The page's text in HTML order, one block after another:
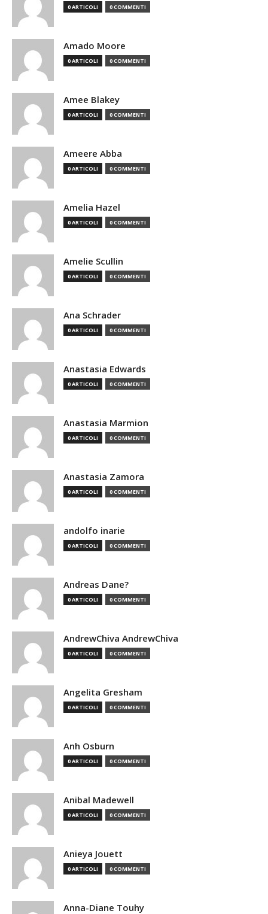
0 ARTICOLI 0 COMMENTI
Amado Moore
0 ARTICOLI 0 COMMENTI
Amee Blakey
0 ARTICOLI 0 COMMENTI
Ameere Abba
0 ARTICOLI 0 COMMENTI
Amelia Hazel
0 ARTICOLI 0 COMMENTI
Amelie Scullin
0 ARTICOLI 0 COMMENTI
Ana Schrader
0 ARTICOLI 0 COMMENTI
Anastasia Edwards
0 ARTICOLI 0 COMMENTI
Anastasia Marmion
0 ARTICOLI 0 COMMENTI
Anastasia Zamora
0 ARTICOLI 0 COMMENTI
andolfo inarie
0 ARTICOLI 0 COMMENTI
Andreas Dane?
0 ARTICOLI 0 COMMENTI
AndrewChiva AndrewChiva
0 ARTICOLI 0 COMMENTI
Angelita Gresham
0 ARTICOLI 0 COMMENTI
Anh Osburn
0 ARTICOLI 0 COMMENTI
Anibal Madewell
0 ARTICOLI 0 COMMENTI
Anieya Jouett
0 ARTICOLI 0 COMMENTI
Anna-Diane Touhy